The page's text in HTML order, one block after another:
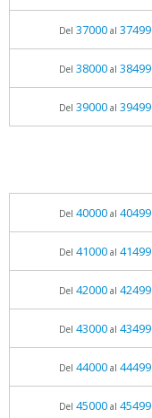
Del 37000al 37499
Del 38000al 38499
Del 39000al 39499
Del 40000al 40499
Del 41000al 41499
Del 42000al 42499
Del 43000al 43499
Del 44000al 44499
Del 45000al 45499